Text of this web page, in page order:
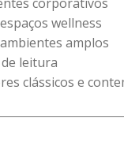
wellness
amplos
leitura
clássicos e